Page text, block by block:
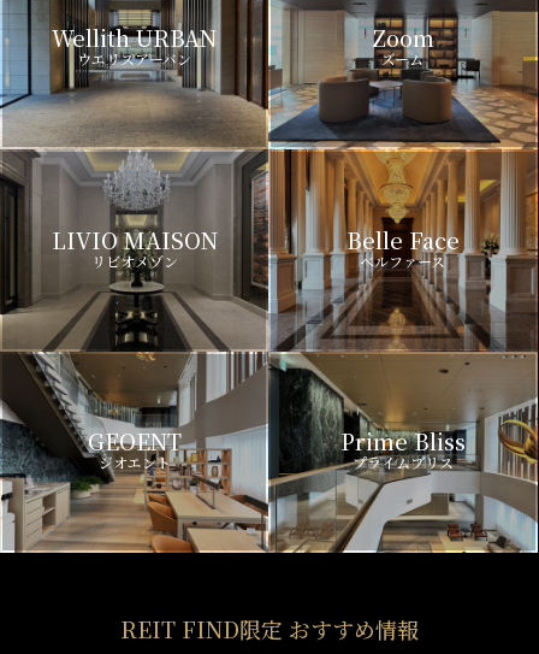
Wellith URBAN
ウエリスアーバン
Zoom
ズーム
LIVIO MAISON
リビオメゾン
Belle Face
ベルファース
GEOENT
ジオエント
Prime Bliss
プライムブリス
REIT FIND限定 おすすめ情報